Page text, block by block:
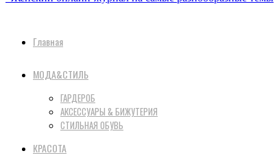
Главная
МОДА&СТИЛЬ
ГАРДЕРОБ
АКСЕССУАРЫ & БИЖУТЕРИЯ
СТИЛЬНАЯ ОБУВЬ
КРАСОТА